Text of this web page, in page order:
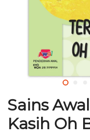
Sains
Kasih Oh